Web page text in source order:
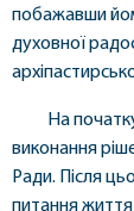
побажавши
духовної
На
виконання
Ради. Після
питання життя